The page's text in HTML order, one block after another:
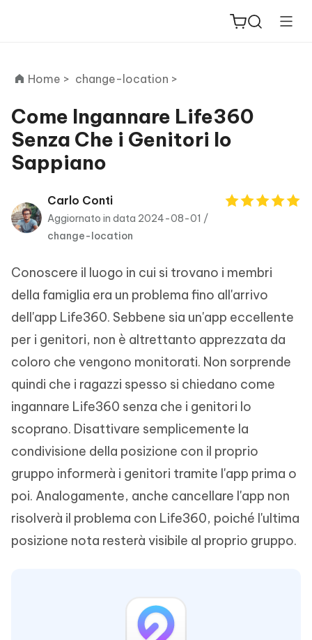
ReiBoot
for iOS
PDNob
PDF
Editor
New
iAnyGo
Home > change-location >
Come Ingannare Life360
Senza Che i Genitori lo
Sappiano
Carlo Conti
Aggiornato in data 2024-08-01 /
change-location
Conoscere il luogo in cui si trovano i membri
della famiglia era un problema fino all'arrivo
dell'app Life360. Sebbene sia un'app eccellente
per i genitori, non è altrettanto apprezzata da
coloro che vengono monitorati. Non sorprende
quindi che i ragazzi spesso si chiedano come
ingannare Life360 senza che i genitori lo
scoprano. Disattivare semplicemente la
condivisione della posizione con il proprio
gruppo informerà i genitori tramite l'app prima o
poi. Analogamente, anche cancellare l'app non
risolverà il problema con Life360, poiché l'ultima
posizione nota resterà visibile al proprio gruppo.